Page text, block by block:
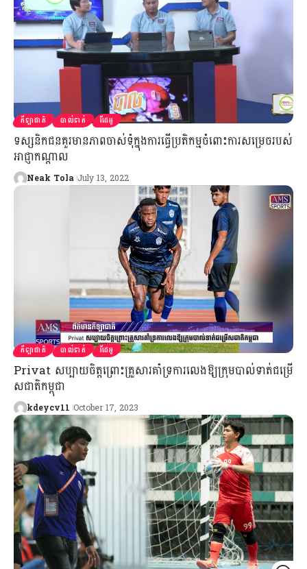
កីឡាជាតិ បាល់ទាត់ វីដេអូ
ទស្សនិកជនគួរមានភាពចាស់ទុំក្នុងការធ្វើប្រតិកម្មចំពោះការសម្រេចរបស់
អាជ្ញាកណ្ដាល
Neak Tola July 13, 2022
កីឡាជាតិ បាល់ទាត់ វីដេអូ
Privat សប្បាយចិត្តព្រោះគ្រួសារគាំទ្រការលេងឱ្យក្រុមបាល់ទាត់ជម្រើ
សជាតិកម្ពុជា
kdeycv11 October 17, 2023